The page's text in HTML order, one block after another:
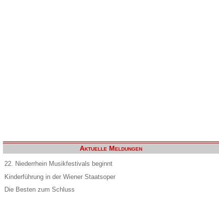
Aktuelle Meldungen
22. Niederrhein Musikfestivals beginnt
Kinderführung in der Wiener Staatsoper
Die Besten zum Schluss